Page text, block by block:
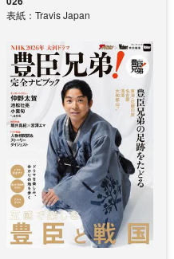
表紙：Travis Japan